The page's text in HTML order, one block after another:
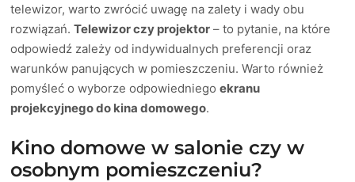
telewizor, warto zwrócić uwagę na zalety i wady obu
rozwiązań.Telewizor czy projektor – to pytanie, na które
odpowiedź zależy od indywidualnych preferencji oraz
warunków panujących w pomieszczeniu. Warto również
pomyśleć o wyborze odpowiedniegoekranu
projekcyjnego do kina domowego.
Kino domowe w salonie czy w
osobnym pomieszczeniu?